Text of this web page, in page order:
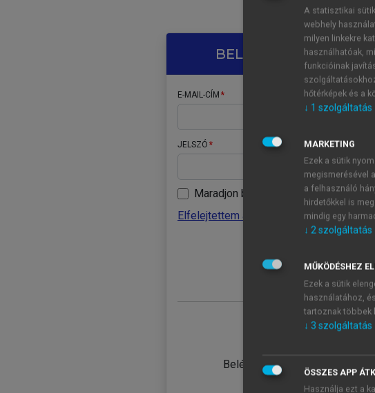
BELÉPÉS SAJÁT
E-MAIL-CÍM
JELSZÓ
Maradjon belépve
Elfelejtettem a jelszavamat
Belépés intézményi
A statisztikai
webhely
milyen linkekre
használhatóak,
funkcióinak
hőtérképek és a
↓ 1 szolgáltatás
MARKETING
Ezek a sütik
megismerésével
a felhasználó
hirdetőkkel is
mindig egy
↓ 2szolgáltatás
MŰKÖDÉSHEZ
Ezek a sütik
használatához,
tartoznak többek
↓ 3 szolgáltatás
ÖSSZES APP
Használja ezt a